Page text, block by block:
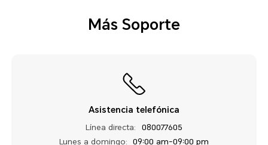
Más Soporte
Asistencia telefónica
Línea directa:
080077605
Lunes a domingo:
09:00 am-09:00 pm